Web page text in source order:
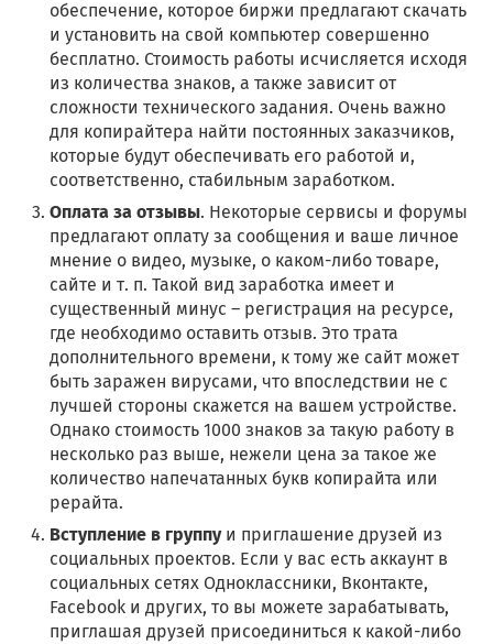
обеспечение, которое биржи предлагают скачать
и установить на свой компьютер совершенно
бесплатно. Стоимость работы исчисляется исходя
из количества знаков, а также зависит от
сложности технического задания. Очень важно
для копирайтера найти постоянных заказчиков,
которые будут обеспечивать его работой и,
соответственно, стабильным заработком.
Оплата за отзывы. Некоторые сервисы и форумы
предлагают оплату за сообщения и ваше личное
мнение о видео, музыке, о каком-либо товаре,
сайте и т. п. Такой вид заработка имеет и
существенный минус – регистрация на ресурсе,
где необходимо оставить отзыв. Это трата
дополнительного времени, к тому же сайт может
быть заражен вирусами, что впоследствии не с
лучшей стороны скажется на вашем устройстве.
Однако стоимость 1000 знаков за такую работу в
несколько раз выше, нежели цена за такое же
количество напечатанных букв копирайта или
рерайта.
Вступление в группуи приглашение друзей из
социальных проектов. Если у вас есть аккаунт в
социальных сетях Одноклассники, Вконтакте,
Facebook и других, то вы можете зарабатывать,
приглашая друзей присоединиться к какой-либо